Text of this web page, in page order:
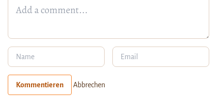
Kommentieren Abbrechen